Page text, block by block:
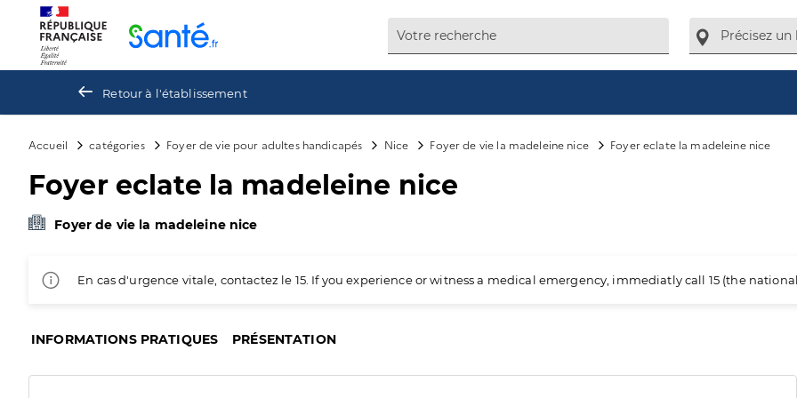
Retour à l'établissement
Accueil catégories Foyer de vie pour adultes handicapés Nice Foyer de vie la madeleine nice Foyer eclate la madeleine nice
Foyer eclate la madeleine nice
Foyer de vie la madeleine nice
En cas d'urgence vitale, contactez le 15. If you experience or witness a medical emergency, immediatly call 15 (the
INFORMATIONS PRATIQUES PRÉSENTATION
Panneau de gestion des cookies